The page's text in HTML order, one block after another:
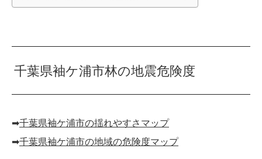
千葉県袖ケ浦市林の地震危険度
➡︎千葉県袖ケ浦市の揺れやすさマップ
➡︎千葉県袖ケ浦市の地域の危険度マップ